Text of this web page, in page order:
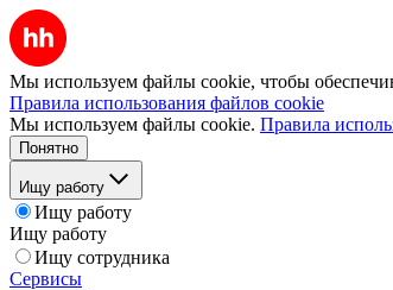
Мы используем файлы cookie, чтобы
Правила использования файлов cookie
Мы используем файлы cookie. Правила
Понятно
Ищу работу
Ищу работу
Ищу работу
Ищу сотрудника
Сервисы